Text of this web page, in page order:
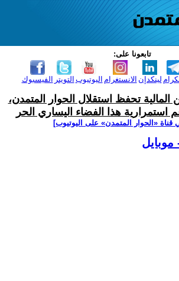
تابعونا على:
الفيسبوك التويتر اليوتيوب الانستغرام لينكدإن
المالية تحفظ استقلال الحوار المتمدن،
استمرارية هذا الفضاء اليساري الحر
‫«الحوار المتمدن» على اليوتيوب]
موبايل